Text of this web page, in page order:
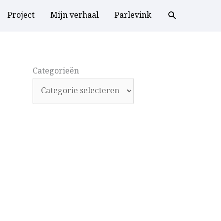
Project Mijn verhaal Parlevink
Categorieën
Categorieën